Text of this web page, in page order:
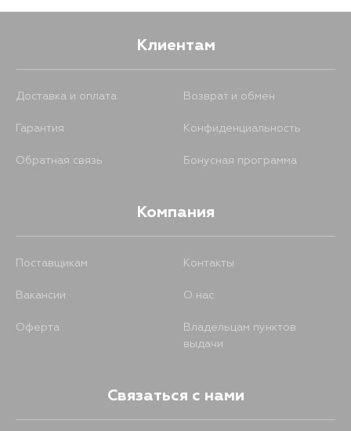
Клиентам
Доставка и оплата Возврат и обмен
Гарантия Конфиденциальность
Обратная связь Бонусная программа
Компания
Поставщикам Контакты
Вакансии О нас
Оферта
Владельцам пунктов
выдачи
Связаться с нами